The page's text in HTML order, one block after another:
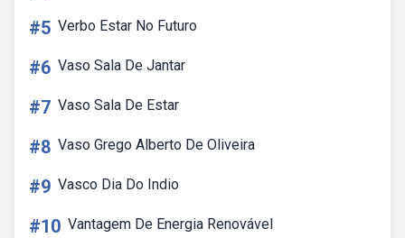
#5 Verbo Estar No Futuro
#6 Vaso Sala De Jantar
#7 Vaso Sala De Estar
#8 Vaso Grego Alberto De Oliveira
#9 Vasco Dia Do Indio
#10 Vantagem De Energia Renovável